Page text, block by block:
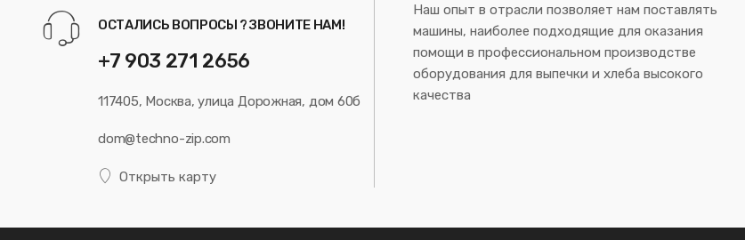
ОСТАЛИСЬ ВОПРОСЫ ? ЗВОНИТЕ НАМ!
+7 903 271 2656
117405, Москва, улица Дорожная, дом 60б
dom@techno-zip.com
Открыть карту
Наш опыт в отрасли позволяет нам поставлять
машины, наиболее подходящие для оказания
помощи в профессиональном производстве
оборудования для выпечки и хлеба высокого
качества